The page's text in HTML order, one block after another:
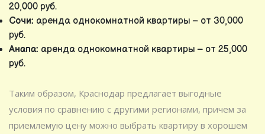
20,000 руб.
Сочи: аренда однокомнатной квартиры – от 30,000
руб.
Анапа: аренда однокомнатной квартиры – от 25,000
руб.
Таким образом, Краснодар предлагает выгодные
условия по сравнению с другими регионами, причем за
приемлемую цену можно выбрать квартиру в хорошем